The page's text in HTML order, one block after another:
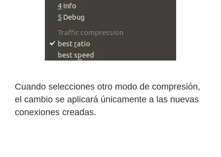
Cuando selecciones otro modo de compresión,
el cambio se aplicará únicamente a las nuevas
conexiones creadas.